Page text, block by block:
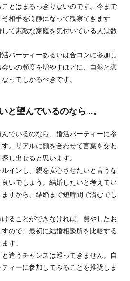
とはまるっきりないのです。今まで
相手を冷静になって観察できます
て素敵な家庭を気付いている人は数
パーティーあるいは合コンに参加し
いの頻度を増やすほどに、自然と恋
ってしかるべきです。
と望んでいるのなら…。
でいるのなら、婚活パーティーに参
。リアルに顔を合わせて言葉を交わ
し出せると思います。
インし、親を安心させたいと言うな
いでしょう。結婚したいと考えてい
すから、結婚まで短時間で済むでし
ることができなければ、費やしたお
ので、最初に結婚相談所を比較する
す。
逢うチャンスは巡ってきません。自
ィーに参加してみることを推奨しま